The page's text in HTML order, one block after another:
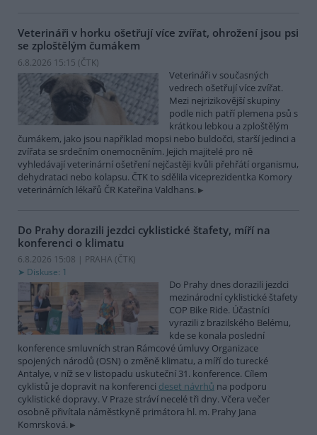
Veterináři v horku ošetřují více zvířat, ohrožení jsou psi
se zploštělým čumákem
6.8.2026 15:15 (ČTK)
Veterináři v současných
vedrech ošetřují více zvířat.
Mezi nejrizikovější skupiny
podle nich patří plemena psů s
krátkou lebkou a zploštělým
čumákem, jako jsou například mopsi nebo buldočci, starší jedinci a
zvířata se srdečním onemocněním. Jejich majitelé pro ně
vyhledávají veterinární ošetření nejčastěji kvůli přehřátí organismu,
dehydrataci nebo kolapsu. ČTK to sdělila viceprezidentka Komory
veterinárních lékařů ČR Kateřina Valdhans.
Do Prahy dorazili jezdci cyklistické štafety, míří na
konferenci o klimatu
6.8.2026 15:08 | PRAHA (ČTK)
Diskuse: 1
Do Prahy dnes dorazili jezdci
mezinárodní cyklistické štafety
COP Bike Ride. Účastníci
vyrazili z brazilského Belému,
kde se konala poslední
konference smluvních stran Rámcové úmluvy Organizace
spojených národů (OSN) o změně klimatu, a míří do turecké
Antalye, v níž se v listopadu uskuteční 31. konference. Cílem
cyklistů je dopravit na konferenci deset návrhů na podporu
cyklistické dopravy. V Praze stráví necelé tři dny. Včera večer
osobně přivítala náměstkyně primátora hl. m. Prahy Jana
Komrsková.